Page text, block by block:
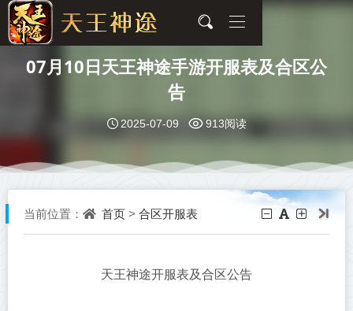
07月10日天王神途手游开服表及合区公
告
2025-07-09 913阅读
当前位置： 首页 > 合区开服表
天王神途开服表及合区公告